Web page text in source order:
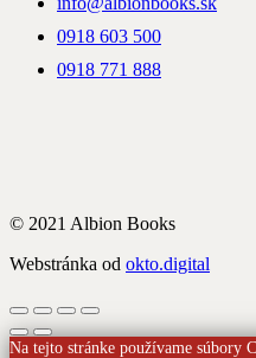
0918 603 500
0918 771 888
© 2021 Albion Books
Webstránka od okto.digital
Na tejto stránke používame súbory